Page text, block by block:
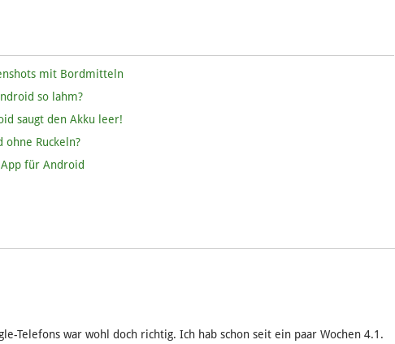
mit Bordmitteln
so lahm?
saugt den Akku leer!
Ruckeln?
für Android
Telefons war wohl doch richtig. Ich hab schon seit ein paar Wochen 4.1.